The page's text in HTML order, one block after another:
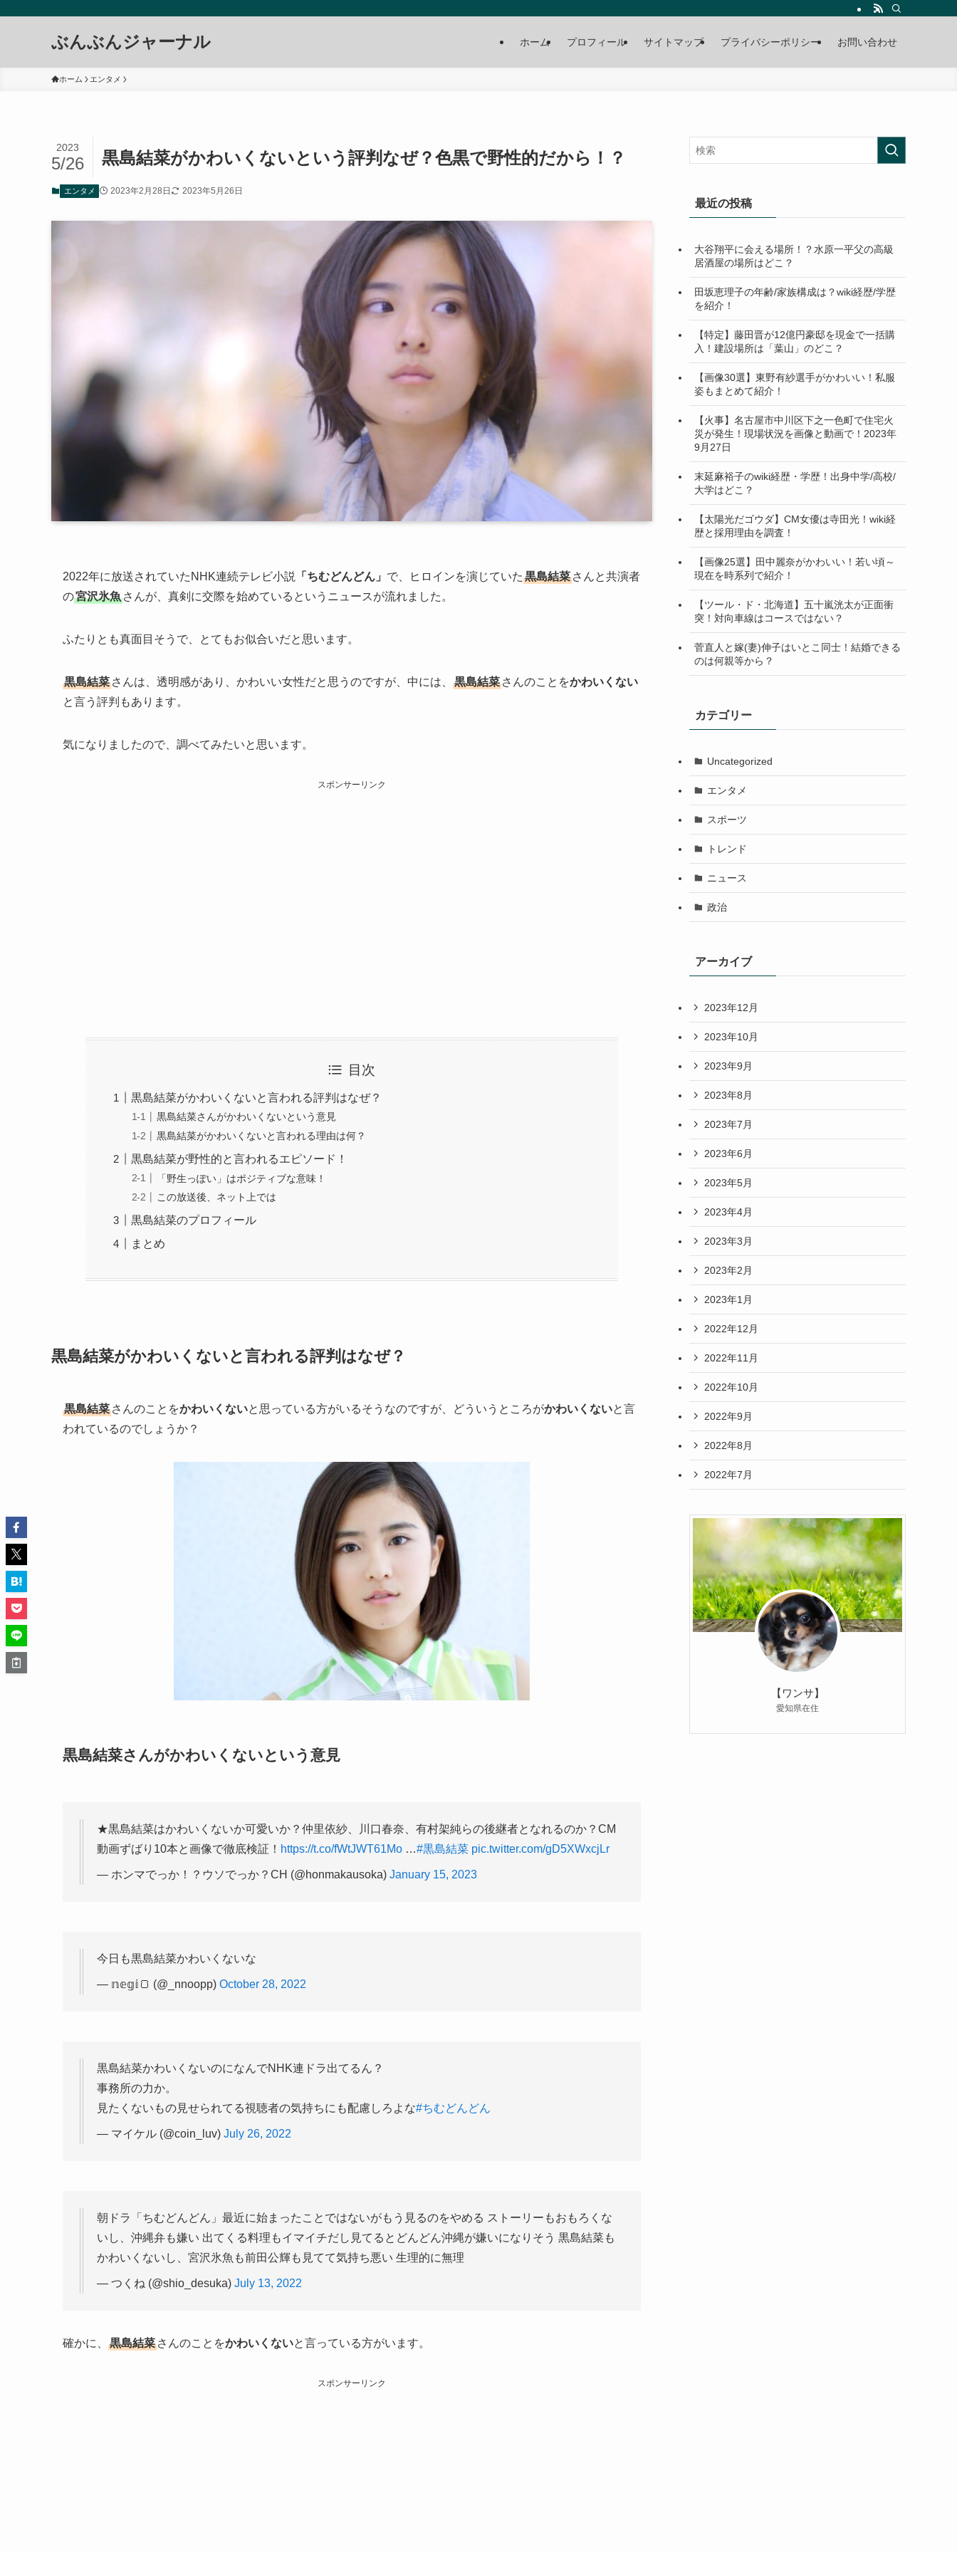
ぶんぶんジャーナル ホーム プロフィール サイトマップ プライバシーポリシー お問い合わせ
ホーム エンタメ
黒島結菜がかわいくないという評判なぜ？色黒で野性的だから！？
2023
5/26
エンタメ 2023年2月28日 2023年5月26日
2022年に放送されていたNHK連続テレビ小説 「ちむどんどん」 で、ヒロインを演じていた 黒島結菜 さんと共演者
の宮沢氷魚 さんが、真剣に交際を始めているというニュースが流れました。
ふたりとも真面目そうで、とてもお似合いだと思います。
黒島結菜 さんは、透明感があり、かわいい女性だと思うのですが、中には、 黒島結菜 さんのことをかわいくない
と言う評判もあります。
気になりましたので、調べてみたいと思います。
スポンサーリンク
目次
黒島結菜がかわいくないと言われる評判はなぜ？
黒島結菜さんがかわいくないという意見
黒島結菜がかわいくないと言われる理由は何？
黒島結菜が野性的と言われるエピソード！
「野生っぽい」はポジティブな意味！
この放送後、ネット上では
黒島結菜のプロフィール
まとめ
黒島結菜がかわいくないと言われる評判はなぜ？
黒島結菜 さんのことをかわいくないと思っている方がいるそうなのですが、どういうところがかわいくないと言
われているのでしょうか？
黒島結菜さんがかわいくないという意見
★黒島結菜はかわいくないか可愛いか？仲里依紗、川口春奈、有村架純らの後継者となれるのか？CM
動画ずばり10本と画像で徹底検証！ https://t.co/fWtJWT61Mo #黒島結菜 pic.twitter.com/gD5XWxcjLr
— ホンマでっか！？ウソでっか？CH (@honmakausoka) January 15, 2023
事務所の力か。
見たくないもの見せられてる視聴者の気持ちにも配慮しろよな
— マイケル (@coin_luv) July 26, 2022
いし、沖縄弁も嫌い 出てくる料理もイマイチだし見てるとどんどん沖縄が嫌いになりそう 黒島結菜も
かわいくないし、宮沢氷魚も前田公輝も見てて気持ち悪い 生理的に無理
— つくね (@shio_desuka) July 13, 2022
最近の投稿
大谷翔平に会える場所！？水原一平父の高級
居酒屋の場所はどこ？
田坂恵理子の年齢/家族構成は？wiki経歴/学歴
を紹介！
【特定】藤田晋が12億円豪邸を現金で一括購
入！建設場所は「葉山」のどこ？
【画像30選】東野有紗選手がかわいい！私服
姿もまとめて紹介！
【火事】名古屋市中川区下之一色町で住宅火
災が発生！現場状況を画像と動画で！2023年
9月27日
末延麻裕子のwiki経歴・学歴！出身中学/高校/
大学はどこ？
【太陽光だゴウダ】CM女優は寺田光！wiki経
歴と採用理由を調査！
【画像25選】田中麗奈がかわいい！若い頃～
現在を時系列で紹介！
【ツール・ド・北海道】五十嵐洸太が正面衝
突！対向車線はコースではない？
菅直人と嫁(妻)伸子はいとこ同士！結婚できる
のは何親等から？
カテゴリー
Uncategorized
エンタメ
スポーツ
トレンド
ニュース
政治
アーカイブ
2023年12月
2023年10月
2023年9月
2023年8月
2023年7月
2023年6月
2023年5月
2023年4月
2023年3月
2023年2月
2023年1月
2022年12月
2022年11月
2022年10月
2022年9月
2022年8月
2022年7月
【ワンサ】
愛知県在住